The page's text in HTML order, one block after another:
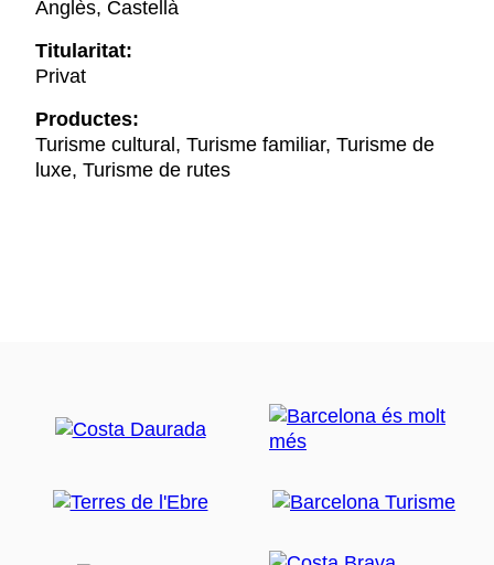
Anglès, Castellà
Titularitat:
Privat
Productes:
Turisme cultural, Turisme familiar, Turisme de
luxe, Turisme de rutes